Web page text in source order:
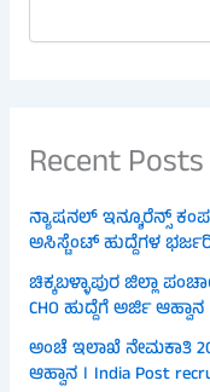
Recent Posts
ನ್ಯಾಷನಲ್ ಇನ್ಶೂರೆನ್ಸ್
ಅಸಿಸ್ಟೆಂಟ್ ಹುದ್ದೆಗಳ
ಚಿಕ್ಕಬಳ್ಳಾಪುರ ಜಿಲ್ಲಾ
CHO ಹುದ್ದೆಗೆ ಅರ್ಜಿ ಆಹ್ವಾನ
ಅಂಚೆ ಇಲಾಖೆ ನೇಮಕಾತಿ
ಆಹ್ವಾನ । India Post